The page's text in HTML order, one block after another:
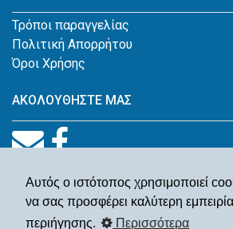
Αυτός ο ιστότοπος χρησιμοποιεί
να σας προσφέρει καλύτερη εμπειρία
περιήγησης.
Περισσότερα
Τρόποι παραγγελίας
Πολιτική Απορρήτου
Όροι Χρήσης
ΑΚΟΛΟΥΘΗΣΤΕ ΜΑΣ